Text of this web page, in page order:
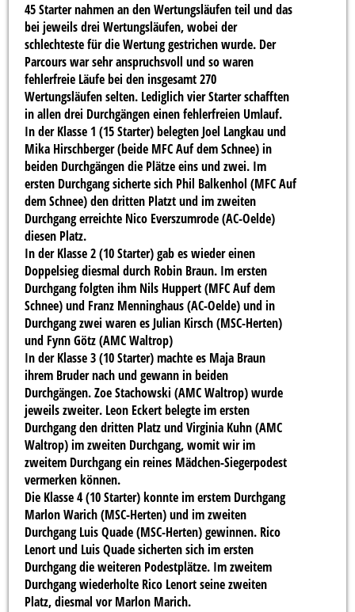
45 Starter nahmen an den Wertungsläufen teil und das
bei jeweils drei Wertungsläufen, wobei der
schlechteste für die Wertung gestrichen wurde. Der
Parcours war sehr anspruchsvoll und so waren
fehlerfreie Läufe bei den insgesamt 270
Wertungsläufen selten. Lediglich vier Starter schafften
in allen drei Durchgängen einen fehlerfreien Umlauf.
In der Klasse 1 (15 Starter) belegten Joel Langkau und
Mika Hirschberger (beide MFC Auf dem Schnee) in
beiden Durchgängen die Plätze eins und zwei. Im
ersten Durchgang sicherte sich Phil Balkenhol (MFC Auf
dem Schnee) den dritten Platzt und im zweiten
Durchgang erreichte Nico Everszumrode (AC-Oelde)
diesen Platz.
In der Klasse 2 (10 Starter) gab es wieder einen
Doppelsieg diesmal durch Robin Braun. Im ersten
Durchgang folgten ihm Nils Huppert (MFC Auf dem
Schnee) und Franz Menninghaus (AC-Oelde) und in
Durchgang zwei waren es Julian Kirsch (MSC-Herten)
und Fynn Götz (AMC Waltrop)
In der Klasse 3 (10 Starter) machte es Maja Braun
ihrem Bruder nach und gewann in beiden
Durchgängen. Zoe Stachowski (AMC Waltrop) wurde
jeweils zweiter. Leon Eckert belegte im ersten
Durchgang den dritten Platz und Virginia Kuhn (AMC
Waltrop) im zweiten Durchgang, womit wir im
zweitem Durchgang ein reines Mädchen-Siegerpodest
vermerken können.
Die Klasse 4 (10 Starter) konnte im erstem Durchgang
Marlon Warich (MSC-Herten) und im zweiten
Durchgang Luis Quade (MSC-Herten) gewinnen. Rico
Lenort und Luis Quade sicherten sich im ersten
Durchgang die weiteren Podestplätze. Im zweitem
Durchgang wiederholte Rico Lenort seine zweiten
Platz, diesmal vor Marlon Marich.